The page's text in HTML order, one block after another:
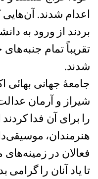
اعدام شدند. آن‌هایی
بردند از ورود به
تقریباً تمام
شدند.
شیراز و آرمان
را برای آن فدا
هنرمندان،
فعالان در
تا یاد آنان را